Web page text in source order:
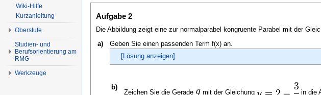
Aufgabe 2
Die Abbildung zeigt eine zur normalparabel kongruente Parabel mit der
a)
Geben Sie einen passenden Term f(x) an.
[Lösung anzeigen]
b)
Zeichen Sie die Gerade mit der Gleichung in die
Wiki-Hilfe
Kurzanleitung
Oberstufe
Studien- und
Berufsorientierung am
RMG
Werkzeuge